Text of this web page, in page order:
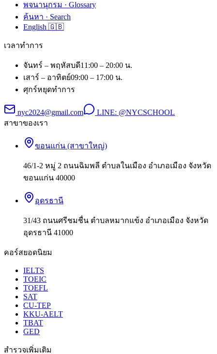
พจนานุกรม · Glossary
ค้นหา · Search
English 🇬🇧
เวลาทำการ
จันทร์ – พฤหัสบดี11:00 – 20:00 น.
เสาร์ – อาทิตย์09:00 – 17:00 น.
ศุกร์หยุดทำการ
nyc2024@gmail.com LINE: @NYCSCHOOL
สาขาของเรา
ขอนแก่น (สาขาใหญ่)
46/1-2 หมู่ 2 ถนนฉิมพลี ตำบลในเมือง อำเภอเมือง จังหวัด
ขอนแก่น 40000
อุดรธานี
31/43 ถนนศรีชมชื่น ตำบลหมากแข้ง อำเภอเมือง จังหวัด
อุดรธานี 41000
คอร์สยอดนิยม
IELTS
TOEIC
TOEFL
SAT
CU-TEP
KKU-AELT
TBAT
GED
สำรวจเพิ่มเติม